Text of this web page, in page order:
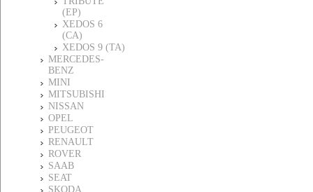
(EP)
XEDOS 6
(CA)
XEDOS 9 (TA)
MERCEDES-
BENZ
MINI
MITSUBISHI
NISSAN
OPEL
PEUGEOT
RENAULT
ROVER
SAAB
SEAT
SKODA